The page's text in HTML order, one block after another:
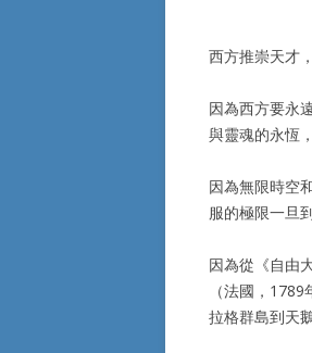
西方推崇天才
因為西方要永
與靈魂的永恆
因為無限時空
服的極限一旦
因為從《自由
（法國，
拉格群島到天